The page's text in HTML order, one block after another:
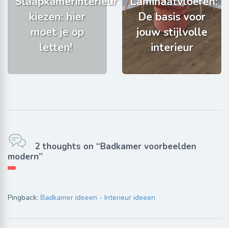
kiezen: hier
moet je op
letten!
De basis voor
jouw stijlvolle
interieur
2 thoughts on “Badkamer voorbeelden
modern”
Pingback: Badkamer ideeen - Interieur ideeen